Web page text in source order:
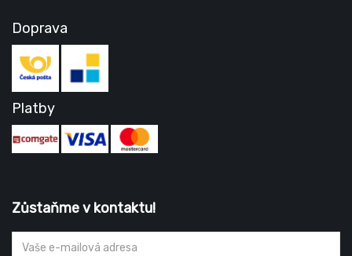
Doprava
Platby
Zůstaňme v kontaktu!